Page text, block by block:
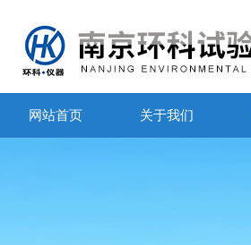
网站首页 关于我们